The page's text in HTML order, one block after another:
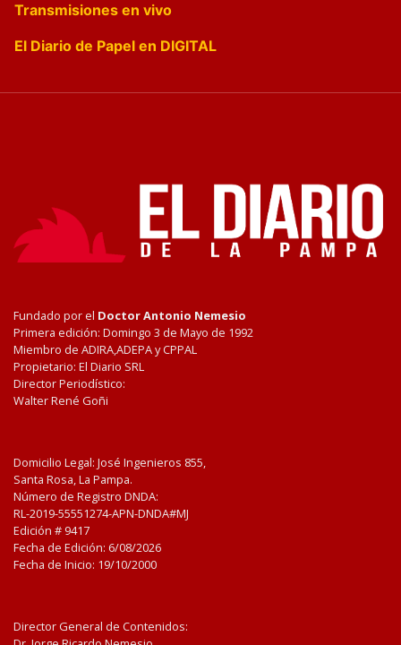
Transmisiones en vivo
El Diario de Papel en DIGITAL
Fundado por el Doctor Antonio Nemesio
Primera edición: Domingo 3 de Mayo de 1992
Miembro de ADIRA,ADEPA y CPPAL
Propietario: El Diario SRL
Director Periodístico:
Walter René Goñi
Domicilio Legal: José Ingenieros 855,
Santa Rosa, La Pampa.
Número de Registro DNDA:
RL-2019-55551274-APN-DNDA#MJ
Edición # 9417
Fecha de Edición: 6/08/2026
Fecha de Inicio: 19/10/2000
Director General de Contenidos: